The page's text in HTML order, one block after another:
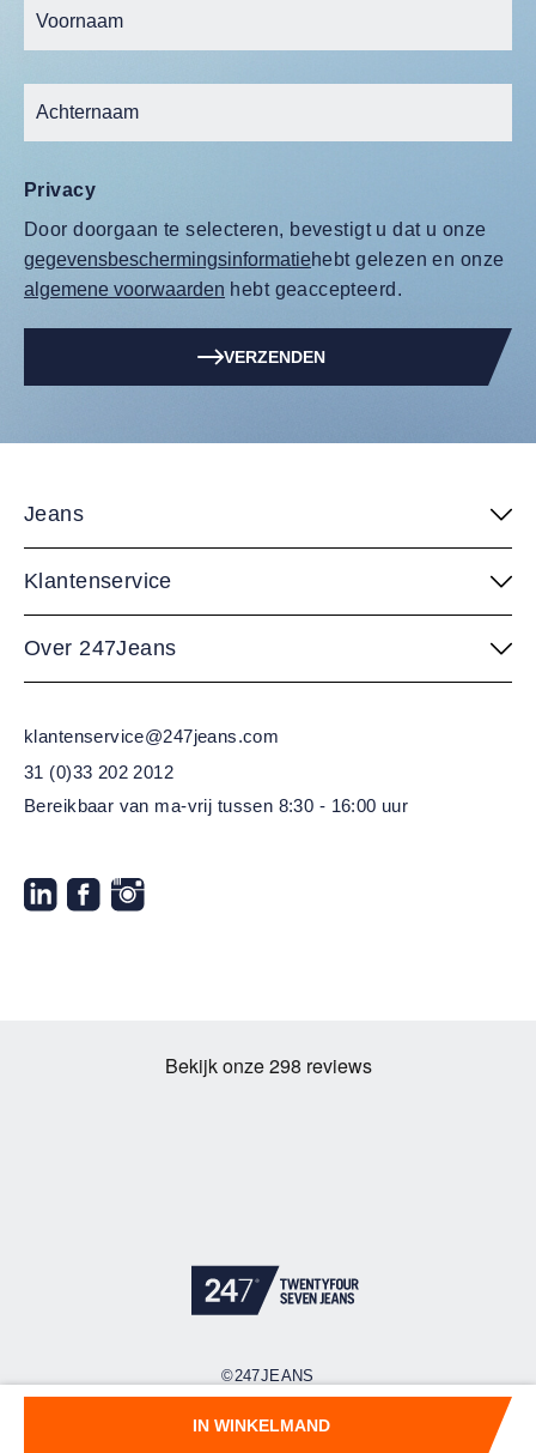
IN WINKELMAND
Privacy
Door doorgaan te selecteren, bevestigt u dat u onze
gegevensbeschermingsinformatiehebt gelezen en onze
algemene voorwaarden hebt geaccepteerd.
VERZENDEN
Jeans
Klantenservice
Over 247Jeans
klantenservice@247jeans.com
31 (0)33 202 2012
Bereikbaar van ma-vrij tussen 8:30 - 16:00 uur
©247JEANS